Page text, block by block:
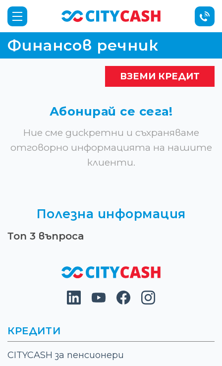
Финансов речник
ВЗЕМИ КРЕДИТ
Абонирай се сега!
Ние сме дискретни и съхраняваме
отговорно информацията на нашите
клиенти.
Полезна информация
Топ 3 въпроса
КРЕДИТИ
CITYCASH за пенсионери